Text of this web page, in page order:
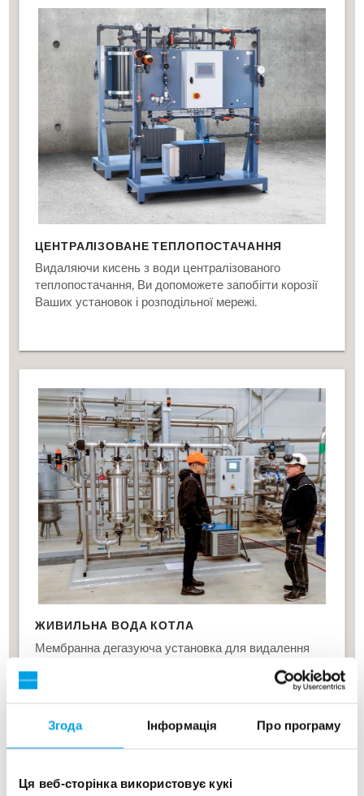
Згода Інформація Про програму
Ця веб-сторінка використовує кукі
ЦЕНТРАЛІЗОВАНЕ ТЕПЛОПОСТАЧАННЯ
Видаляючи кисень з води централізованого
теплопостачання, Ви допоможете запобігти корозії
Ваших установок і розподільної мережі.
ЖИВИЛЬНА ВОДА КОТЛА
Мембранна дегазуюча установка для видалення
EN12952-12. Рішення для монтажу на рамі з